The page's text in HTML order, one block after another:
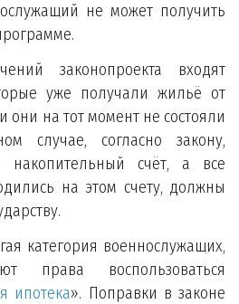
не может получить
законопроекта входят
уже получали жильё от
они на тот момент не состояли
случае, согласно закону,
накопительный счёт, а все
на этом счету, должны
категория военнослужащих,
права воспользоваться
ипотека». Поправки в законе